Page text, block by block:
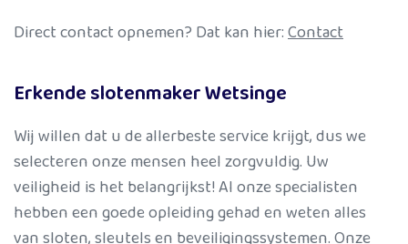
Direct contact opnemen? Dat kan hier:Contact
Erkende slotenmaker Wetsinge
Wij willen dat u de allerbeste service krijgt, dus we
selecteren onze mensen heel zorgvuldig. Uw
veiligheid is het belangrijkst! Al onze specialisten
hebben een goede opleiding gehad en weten alles